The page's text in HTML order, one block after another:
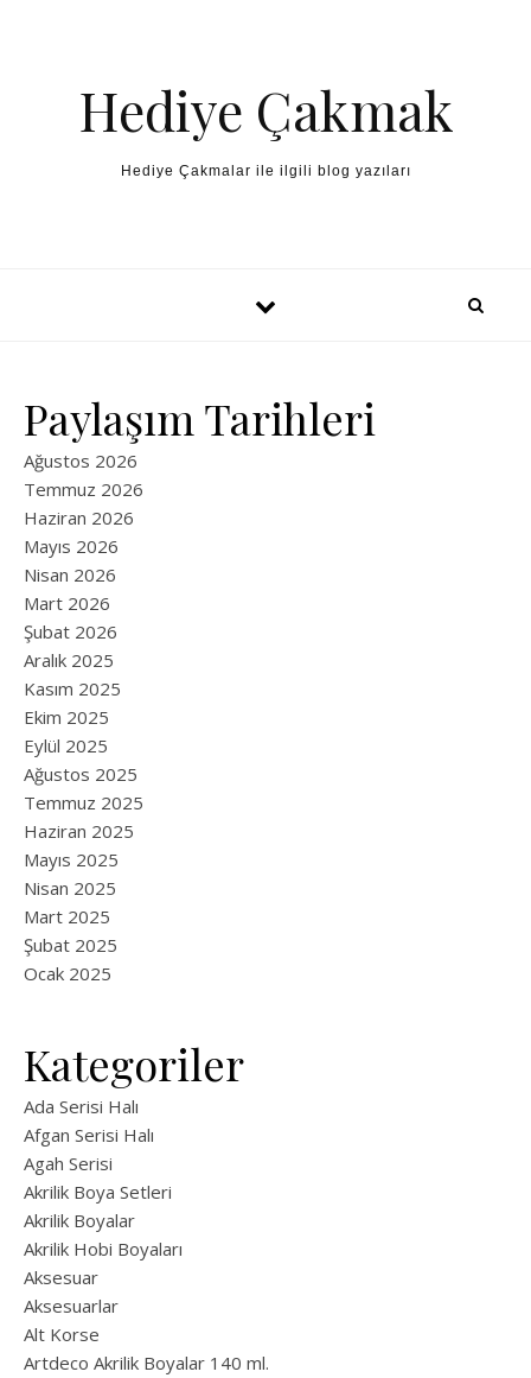
Hediye Çakmak
Hediye Çakmalar ile ilgili blog yazıları
Paylaşım Tarihleri
Ağustos 2026
Temmuz 2026
Haziran 2026
Mayıs 2026
Nisan 2026
Mart 2026
Şubat 2026
Aralık 2025
Kasım 2025
Ekim 2025
Eylül 2025
Ağustos 2025
Temmuz 2025
Haziran 2025
Mayıs 2025
Nisan 2025
Mart 2025
Şubat 2025
Ocak 2025
Kategoriler
Ada Serisi Halı
Afgan Serisi Halı
Agah Serisi
Akrilik Boya Setleri
Akrilik Boyalar
Akrilik Hobi Boyaları
Aksesuar
Aksesuarlar
Alt Korse
Artdeco Akrilik Boyalar 140 ml.